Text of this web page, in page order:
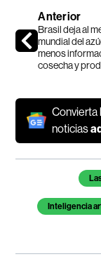
Anterior
Brasil deja al
mundial del
menos
cosecha y
Convierta
noticias
Temas de
Inteligencia